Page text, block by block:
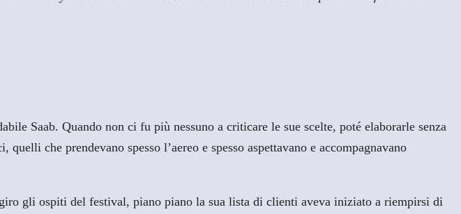
Saab. Quando non ci fu più nessuno a criticare le sue scelte, poté elaborarle senza
che prendevano spesso l’aereo e spesso aspettavano e accompagnavano
gli ospiti del festival, piano piano la sua lista di clienti aveva iniziato a riempirsi di